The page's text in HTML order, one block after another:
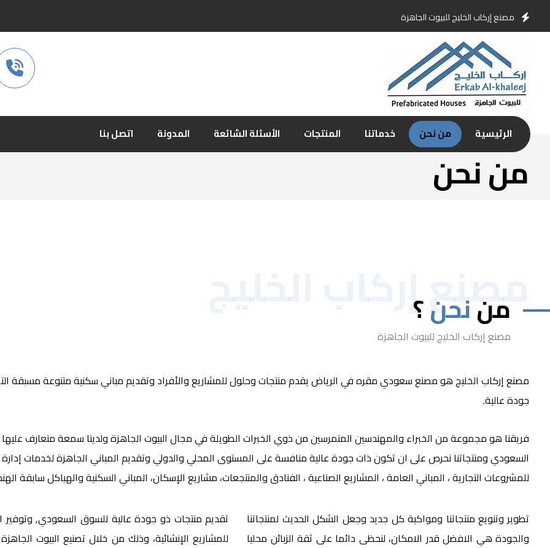
مصنع إركاب الخليج للبيوت الجاهزة
الرئيسية من نحن خدماتنا المنتجات الأسئلة الشائعة المدونة اتصل بنا
من نحن
مصنع إركاب الخليج
مننحن؟
مصنع إركاب الخليج للبيوت الجاهزة
مصنع إركاب الخليج هو مصنع سعودي مقره في الرياض يقدم منتجات وحلول للمشاريع والأفراد وتقديم مباني سكنية متنوعة مسبقة
جودة عالية.
فريقنا هو مجموعة من الخبراء والمهندسين المتمرسين من ذوي الخبرات الطويلة في مجال البيوت الجاهزة ولدينا سمعة متعارف
السعودي ومنتجاتنا نحرص على ان تكون ذات جودة عالية منافسة على المستوى المحلي والدولي وتقديم المباني الجاهزة لخدمات
للمشروعات التجارية ، المباني العامة ، المشاريع الصناعية ، الفنادق والمنتجعات، مشاريع الإسكان، المباني السكنية والهياكل سابقة
تقديم منتجات ذو جودة عالية للسوق السعودي, وتوفير
للمشاريع الإنشائية، وذلك من خلال تصنيع البيوت الجاهزة
تطوير وتنويع منتجاتنا ومواكبة كل جديد وجعل الشكل الحديث لمنتجاتنا
والجودة هي الافضل قدر الامكان، لنحظى دائما على ثقة الزبائن محليا